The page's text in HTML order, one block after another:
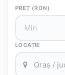
PREȚ (RON)
LOCAȚIE